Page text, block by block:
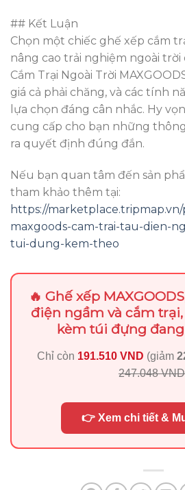
## Kết Luận
Chọn một chiếc ghế xếp cắm
nâng cao trải nghiệm ngoài trời
Cắm Trại Ngoài Trời
giá cả phải chăng, và các tính
lựa chọn đáng cân nhắc. Hy
cung cấp cho bạn những
ra quyết định đúng đắn.
Nếu bạn quan tâm đến sản
tham khảo thêm tại:
https://
maxgoods-cam-trai-tau-dien-
tui-dung-kem-theo
🔥 Ghế xếp
điện ngầm và cắm
kèm túi đựng
Chỉ còn 191.510 VND (giảm
247.048 VND
👉 Xem chi tiết &